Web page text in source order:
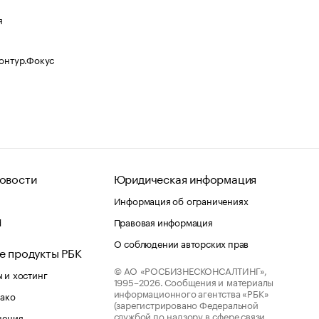
продукты РБК
хостинг
Юридическая информация
Информация об ограничениях
Правовая информация
О соблюдении авторских прав
© АО «РОСБИЗНЕСКОНСАЛТИНГ»,
1995–2026. Сообщения и материалы
информационного агентства «РБК»
(зарегистрировано Федеральной
службой по надзору в сфере связи,